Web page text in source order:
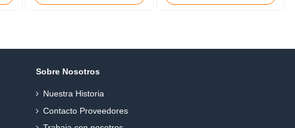
Sobre Nosotros
Nuestra Historia
Contacto Proveedores